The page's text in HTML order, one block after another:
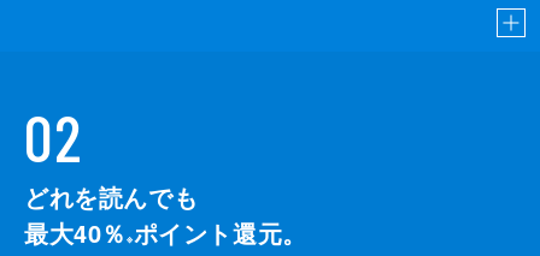
02
どれを読んでも
最大40％ ※ポイント還元。